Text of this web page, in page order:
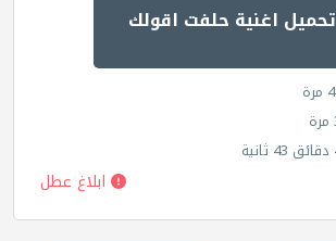
تحميل اغنية حلفت اقولك
ابلاغ عطل